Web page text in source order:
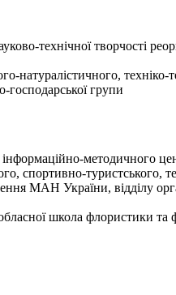
технічної творчості
натуралістичного,
господарської групи
методичного
спортивно-туристського,
МАН України, відділу
школа флористики